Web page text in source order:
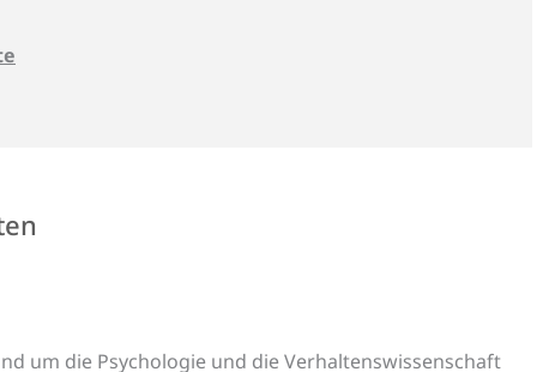
um die Psychologie und die Verhaltenswissenschaft